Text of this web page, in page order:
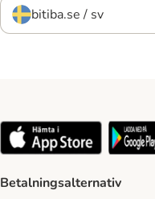
bitiba.se / sv
Betalningsalternativ